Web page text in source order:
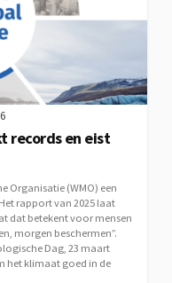
records en eist
Organisatie (WMO) een
rapport van 2025 laat
dat betekent voor mensen
morgen beschermen”.
Dag, 23 maart
het klimaat goed in de